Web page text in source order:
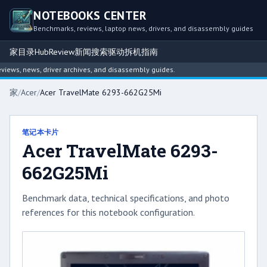
NOTEBOOKS CENTER
Benchmarks, reviews, laptop news, drivers, and disassembly guides
家目录HubReview新闻搜索驱动拆机指南
news, driver archives, and disassembly guides.
家/Acer/Acer TravelMate 6293-662G25Mi
笔记本卡片
Acer TravelMate 6293-
662G25Mi
Benchmark data, technical specifications, and photo
references for this notebook configuration.